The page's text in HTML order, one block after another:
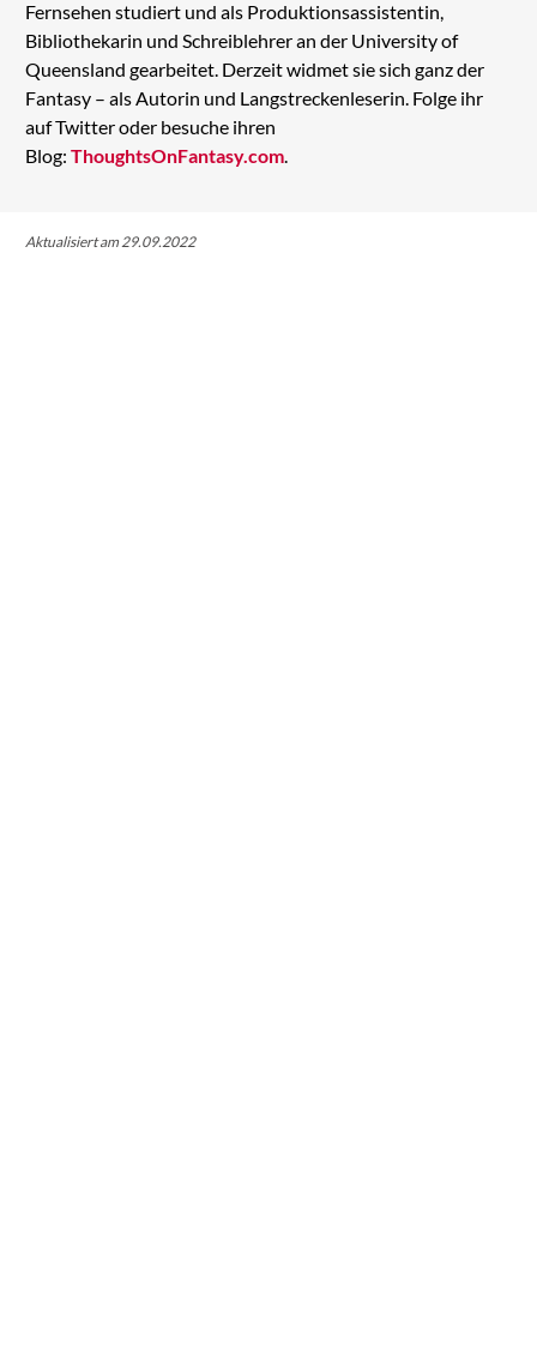
Fernsehen studiert und als Produktionsassistentin,
Bibliothekarin und Schreiblehrer an der University of
Queensland gearbeitet. Derzeit widmet sie sich ganz der
Fantasy – als Autorin und Langstreckenleserin. Folge ihr
auf Twitter oder besuche ihren
Blog: ThoughtsOnFantasy.com.
Aktualisiert am 29.09.2022